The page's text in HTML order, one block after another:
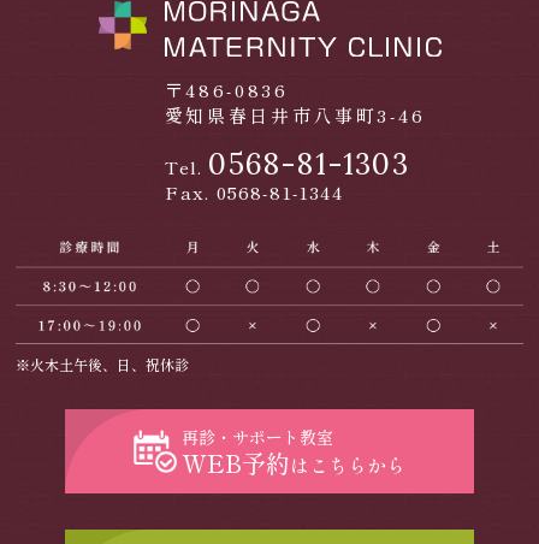
〒486-0836
愛知県春日井市八事町3-46
Tel. 0568-81-1303
Fax. 0568-81-1344
※火木土午後、日、祝休診
再診・サポート教室
WEB予約はこちらから